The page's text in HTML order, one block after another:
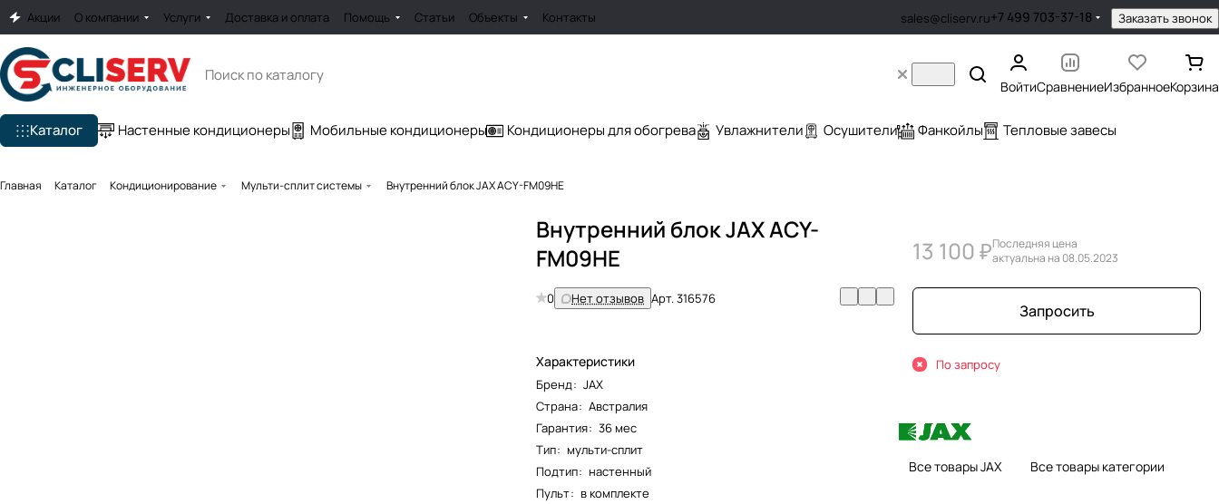
Акции О компании Услуги Доставка и оплата Помощь Статьи Объекты Контакты sales@cliserv.ru+7 499 703-37-18 Заказать звонок
ВойтиСравнениеИзбранноеКорзина
Каталог Настенные кондиционеры Мобильные кондиционеры Кондиционеры для обогрева Увлажнители Осушители Фанкойлы Тепловые завесы
Главная Каталог Кондиционирование Мульти-сплит системы Внутренний блок JAX ACY-FM09HE
Внутренний блок JAX ACY-
FM09HE
0 Нет отзывов Арт.316576
Характеристики
Бренд: JAX
Страна: Австралия
Гарантия: 36 мес
Тип: мульти-сплит
Подтип: настенный
Пульт: в комплекте
13 100 ₽Последняя цена
актуальна на 08.05.2023
Запросить
По запросу
Все товары JAX Все товары категории